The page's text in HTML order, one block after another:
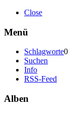
Close
Menü
Schlagworte0
Suchen
Info
RSS-Feed
Alben